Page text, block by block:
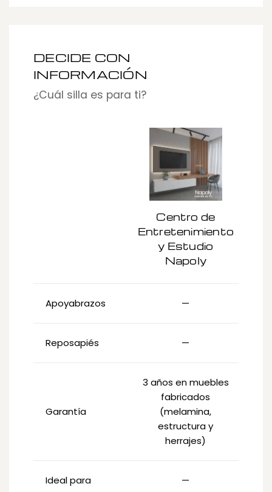
DECIDE CON
INFORMACIÓN
¿Cuál silla es para ti?
Centro de
Entretenimiento
y Estudio
Napoly
Apoyabrazos —
Reposapiés —
Garantía
3 años en muebles
fabricados
(melamina,
estructura y
herrajes)
Ideal para —